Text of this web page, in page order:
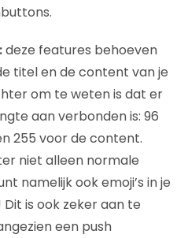
deze features behoeven
titel en de content van je
om te weten is dat er
aan verbonden is: 96
255 voor de content.
niet alleen normale
namelijk ook emoji’s in je
is ook zeker aan te
een push